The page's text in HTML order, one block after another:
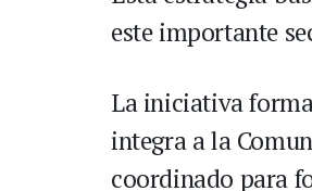
este importante
La iniciativa
integra a la
coordinado para